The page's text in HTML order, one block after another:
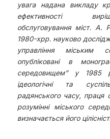
увага надана викладу
ефективності
обслуговування міст. А.
1980-хрр. науково
управління міським
опубліковані в
середовищем” у 1985
ідеологічні та
радянського часу, праця
розумінні міського
визначається його